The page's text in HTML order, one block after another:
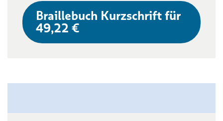
Braillebuch Kurzschrift für
49,22 €